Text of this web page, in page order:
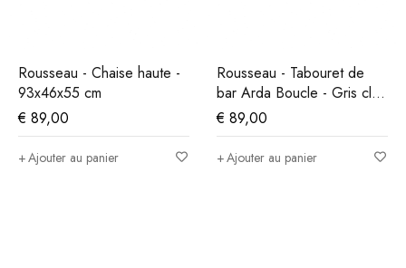
Rousseau - Chaise haute -
93x46x55 cm
€ 89,00
Ajouter au panier
Rousseau - Tabouret de
bar Arda Boucle - Gris clair
- 86x49x46 cm
€ 89,00
Ajouter au panier